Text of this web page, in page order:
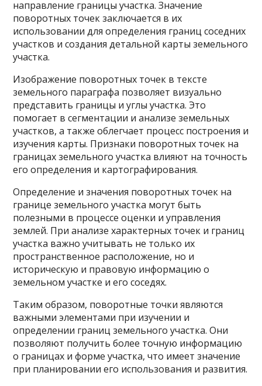
направление границы участка. Значение
поворотных точек заключается в их
использовании для определения границ соседних
участков и создания детальной карты земельного
участка.
Изображение поворотных точек в тексте
земельного параграфа позволяет визуально
представить границы и углы участка. Это
помогает в сегментации и анализе земельных
участков, а также облегчает процесс построения и
изучения карты. Признаки поворотных точек на
границах земельного участка влияют на точность
его определения и картографирования.
Определение и значения поворотных точек на
границе земельного участка могут быть
полезными в процессе оценки и управления
землей. При анализе характерных точек и границ
участка важно учитывать не только их
пространственное расположение, но и
историческую и правовую информацию о
земельном участке и его соседях.
Таким образом, поворотные точки являются
важными элементами при изучении и
определении границ земельного участка. Они
позволяют получить более точную информацию
о границах и форме участка, что имеет значение
при планировании его использования и развития.